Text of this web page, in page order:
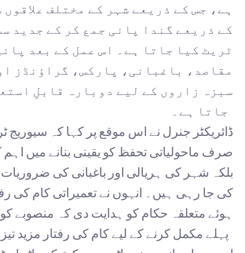
ہے، جس کے ذریعے شہر کے مختلف علاقوں
کے ذریعے گندا پانی جمع کر کے جدید
ٹریٹ کیا جاتا ہے۔ اس عمل کے بعد
مقاصد، باغبانی، پارکس، گراؤنڈز
سبزہ زاروں کے لیے دوبارہ قابلِ
ڈائریکٹر جنرل نے اس موقع پر کہا کہ سیوریج
صرف ماحولیاتی تحفظ کو یقینی بنانے میں اہم
بلکہ شہر کی ہریالی اور باغبانی کی
کی جا رہی ہیں۔ انہوں نے تعمیراتی کام کی
ہوئے متعلقہ حکام کو ہدایت دی کہ منصوبے